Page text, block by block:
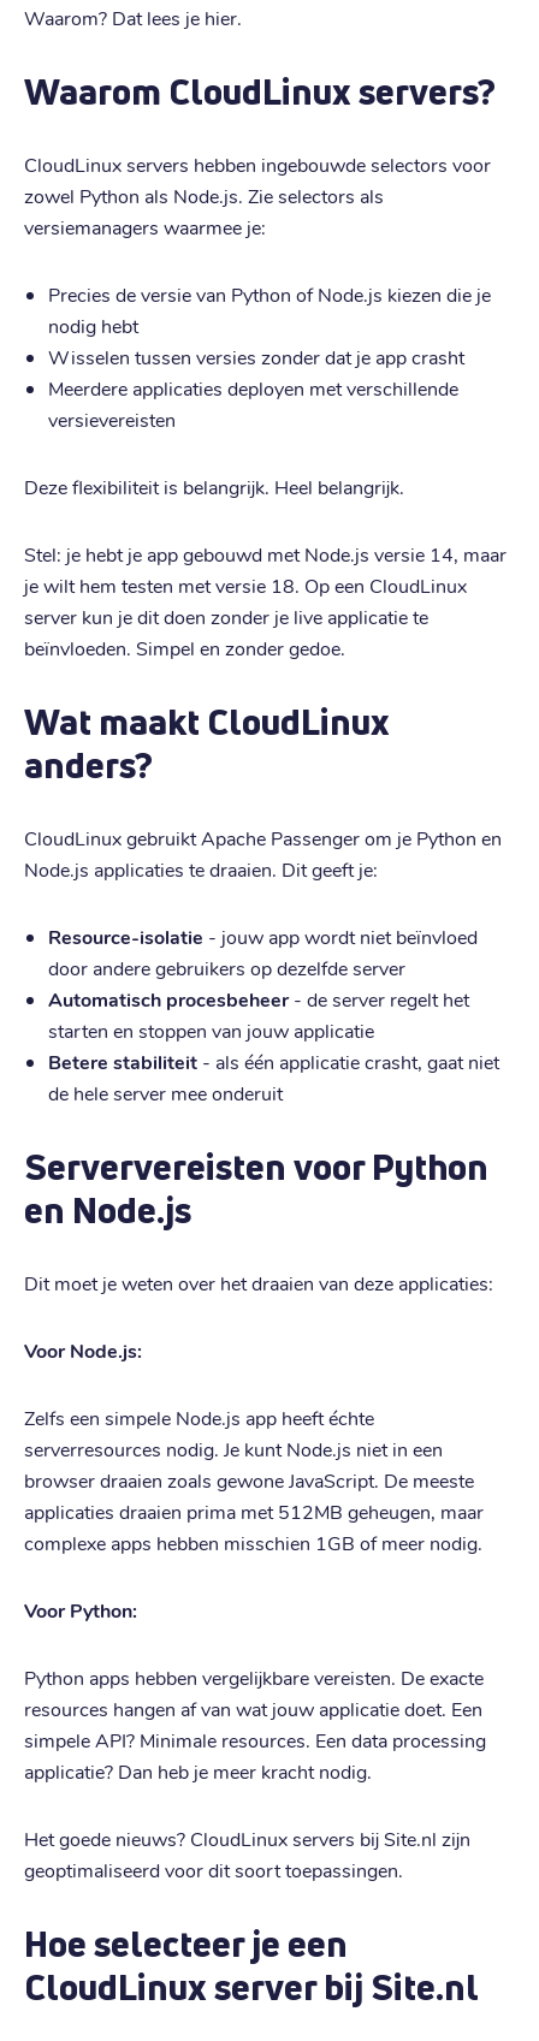
Waarom? Dat lees je hier.
Waarom CloudLinux servers?
CloudLinux servers hebben ingebouwde selectors voor
zowel Python als Node.js. Zie selectors als
versiemanagers waarmee je:
Precies de versie van Python of Node.js kiezen die je
nodig hebt
Wisselen tussen versies zonder dat je app crasht
Meerdere applicaties deployen met verschillende
versievereisten
Deze flexibiliteit is belangrijk. Heel belangrijk.
Stel: je hebt je app gebouwd met Node.js versie 14, maar
je wilt hem testen met versie 18. Op een CloudLinux
server kun je dit doen zonder je live applicatie te
beïnvloeden. Simpel en zonder gedoe.
Wat maakt CloudLinux
anders?
CloudLinux gebruikt Apache Passenger om je Python en
Node.js applicaties te draaien. Dit geeft je:
Resource-isolatie - jouw app wordt niet beïnvloed
door andere gebruikers op dezelfde server
Automatisch procesbeheer- de server regelt het
starten en stoppen van jouw applicatie
Betere stabiliteit - als één applicatie crasht, gaat niet
de hele server mee onderuit
Serververeisten voor Python
en Node.js
Dit moet je weten over het draaien van deze applicaties:
Voor Node.js:
Zelfs een simpele Node.js app heeft échte
serverresources nodig. Je kunt Node.js niet in een
browser draaien zoals gewone JavaScript. De meeste
applicaties draaien prima met 512MB geheugen, maar
complexe apps hebben misschien 1GB of meer nodig.
Voor Python:
Python apps hebben vergelijkbare vereisten. De exacte
resources hangen af van wat jouw applicatie doet. Een
simpele API? Minimale resources. Een data processing
applicatie? Dan heb je meer kracht nodig.
Het goede nieuws? CloudLinux servers bij Site.nl zijn
geoptimaliseerd voor dit soort toepassingen.
Hoe selecteer je een
CloudLinux server bij Site.nl